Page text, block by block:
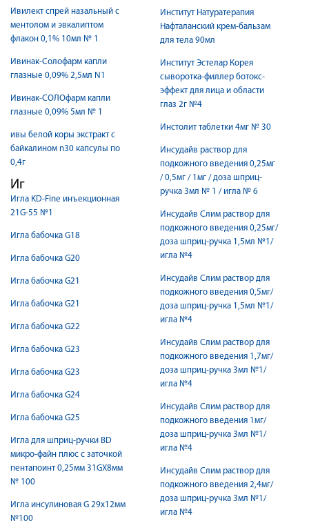
Ивилект спрей назальный с
ментолом и эвкалиптом
флакон 0,1% 10мл № 1
Ивинак-Солофарм капли
глазные 0,09% 2,5мл N1
Ивинак-СОЛОфарм капли
глазные 0,09% 5мл № 1
ивы белой коры экстракт с
байкалином n30 капсулы по
0,4г
Иг
Игла KD-Fine инъекционная
21G-55 №1
Игла бабочка G18
Игла бабочка G20
Игла бабочка G21
Игла бабочка G21
Игла бабочка G22
Игла бабочка G23
Игла бабочка G23
Игла бабочка G24
Игла бабочка G25
Игла для шприц-ручки BD
микро-файн плюс с заточкой
пентапоинт 0,25мм 31GХ8мм
№ 100
Игла инсулиновая G 29х12мм
№100
Институт Натуратерапия
Нафталанский крем-бальзам
для тела 90мл
Институт Эстелар Корея
сыворотка-филлер ботокс-
эффект для лица и области
глаз 2г №4
Инстолит таблетки 4мг № 30
Инсудайв раствор для
подкожного введения 0,25мг
/ 0,5мг / 1мг / доза шприц-
ручка 3мл № 1 / игла № 6
Инсудайв Слим раствор для
подкожного введения 0,25мг/
доза шприц-ручка 1,5мл №1/
игла №4
Инсудайв Слим раствор для
подкожного введения 0,5мг/
доза шприц-ручка 1,5мл №1/
игла №4
Инсудайв Слим раствор для
подкожного введения 1,7мг/
доза шприц-ручка 3мл №1/
игла №4
Инсудайв Слим раствор для
подкожного введения 1мг/
доза шприц-ручка 3мл №1/
игла №4
Инсудайв Слим раствор для
подкожного введения 2,4мг/
доза шприц-ручка 3мл №1/
игла №4